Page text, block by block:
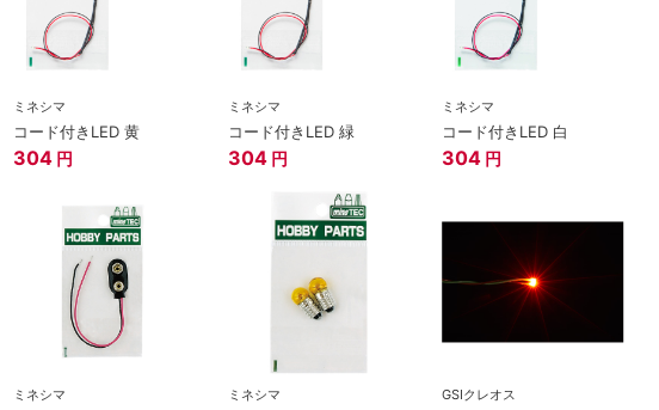
ミネシマ
コード付きLED 黄
304 円
ミネシマ
コード付きLED 緑
304 円
ミネシマ
コード付きLED 白
304 円
ミネシマ ミネシマ GSIクレオス